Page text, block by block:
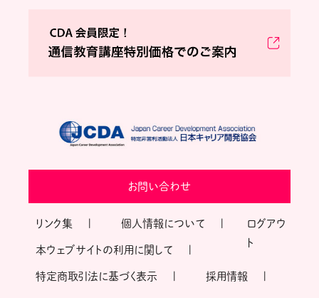
お問い合わせ
リンク集 個人情報について
本ウェブサイトの利用に関して
特定商取引法に基づく表示 採用情報
ログアウ
ト